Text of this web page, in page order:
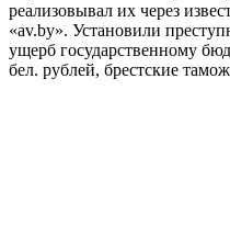
реализовывал их через
«av.by». Установили
ущерб государственному
бел. рублей, брестские